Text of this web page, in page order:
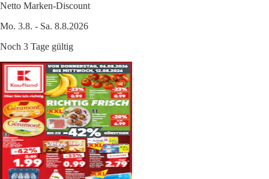
Netto Marken-Discount
Mo. 3.8. - Sa. 8.8.2026
Noch 3 Tage gültig